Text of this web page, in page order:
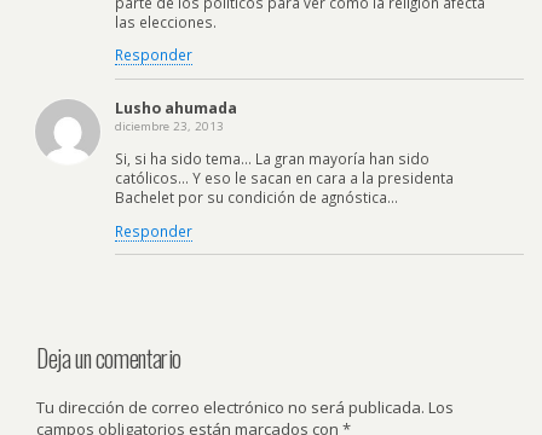
las elecciones.
Responder
Lusho ahumada
diciembre 23, 2013
Si, si ha sido tema… La gran mayoría han sido
católicos… Y eso le sacan en cara a la presidenta
Bachelet por su condición de agnóstica…
Responder
Deja un comentario
Tu dirección de correo electrónico no será publicada. Los
campos obligatorios están marcados con *